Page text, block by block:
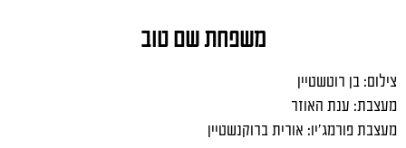
משפחת שם טוב
צילום: בן רוטשטיין
מעצבת: ענת האוזר
מעצבת פורמג'יו: אורית ברוקנשטיין